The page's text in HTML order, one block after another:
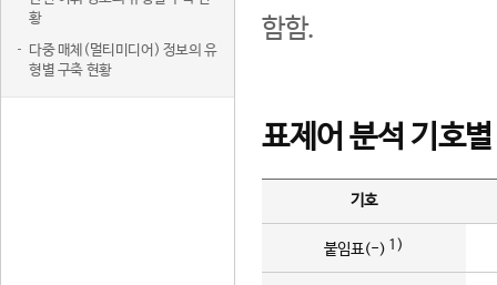
황
다중 매체(멀티미디어) 정보의 유
형별 구축 현황
함함.
표제어 분석 기호
기호
붙임표(-) 1)